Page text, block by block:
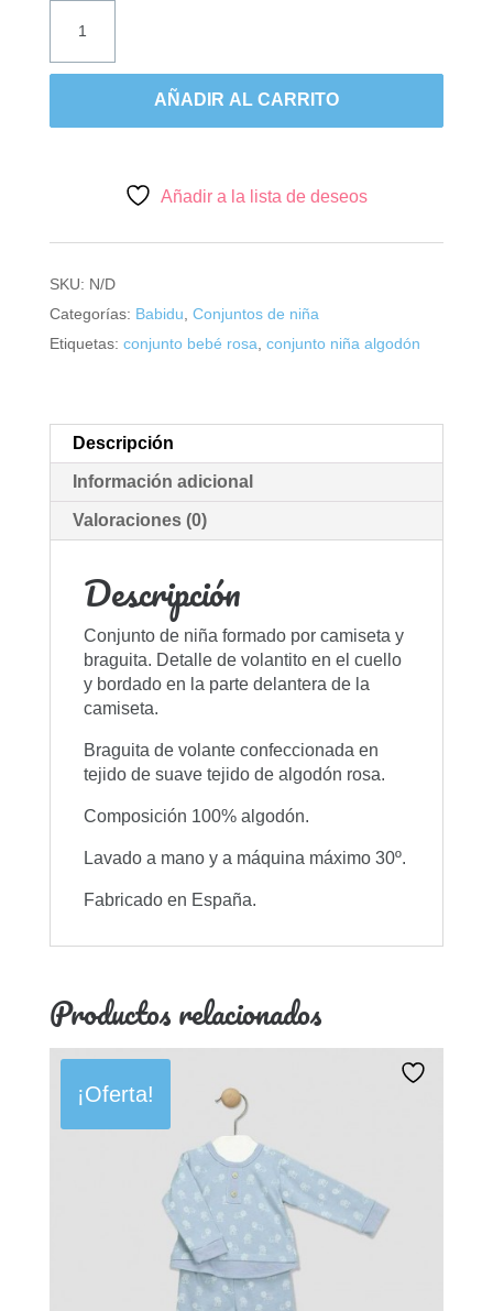
conjunto
niña
cantidad
AÑADIR AL CARRITO
Añadir a la lista de deseos
SKU: N/D
Categorías: Babidu Conjuntos de niña
Etiquetas: conjunto bebé rosa conjunto niña algodón
Descripción
Información adicional
Valoraciones (0)
Descripción
Conjunto de niña formado por camiseta y
braguita. Detalle de volantito en el cuello
y bordado en la parte delantera de la
camiseta.
Braguita de volante confeccionada en
tejido de suave tejido de algodón rosa.
Composición 100% algodón.
Lavado a mano y a máquina máximo 30º.
Fabricado en España.
Productos relacionados
¡Oferta!